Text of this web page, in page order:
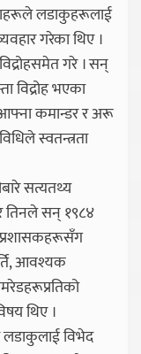
लडाकुहरूलाई
गरेका थिए ।
गरे । सन्
विद्रोह भएका
कमान्डर र अरू
स्वतन्त्रता
सत्यतथ्य
तिनले सन् १९८४
आवश्यक
थिए ।
लडाकुलाई विभेद